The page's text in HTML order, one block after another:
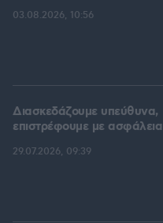
03.08.2026, 10:56
Διασκεδάζουμε υπεύθυνα,
επιστρέφουμε με ασφάλεια
29.07.2026, 09:39